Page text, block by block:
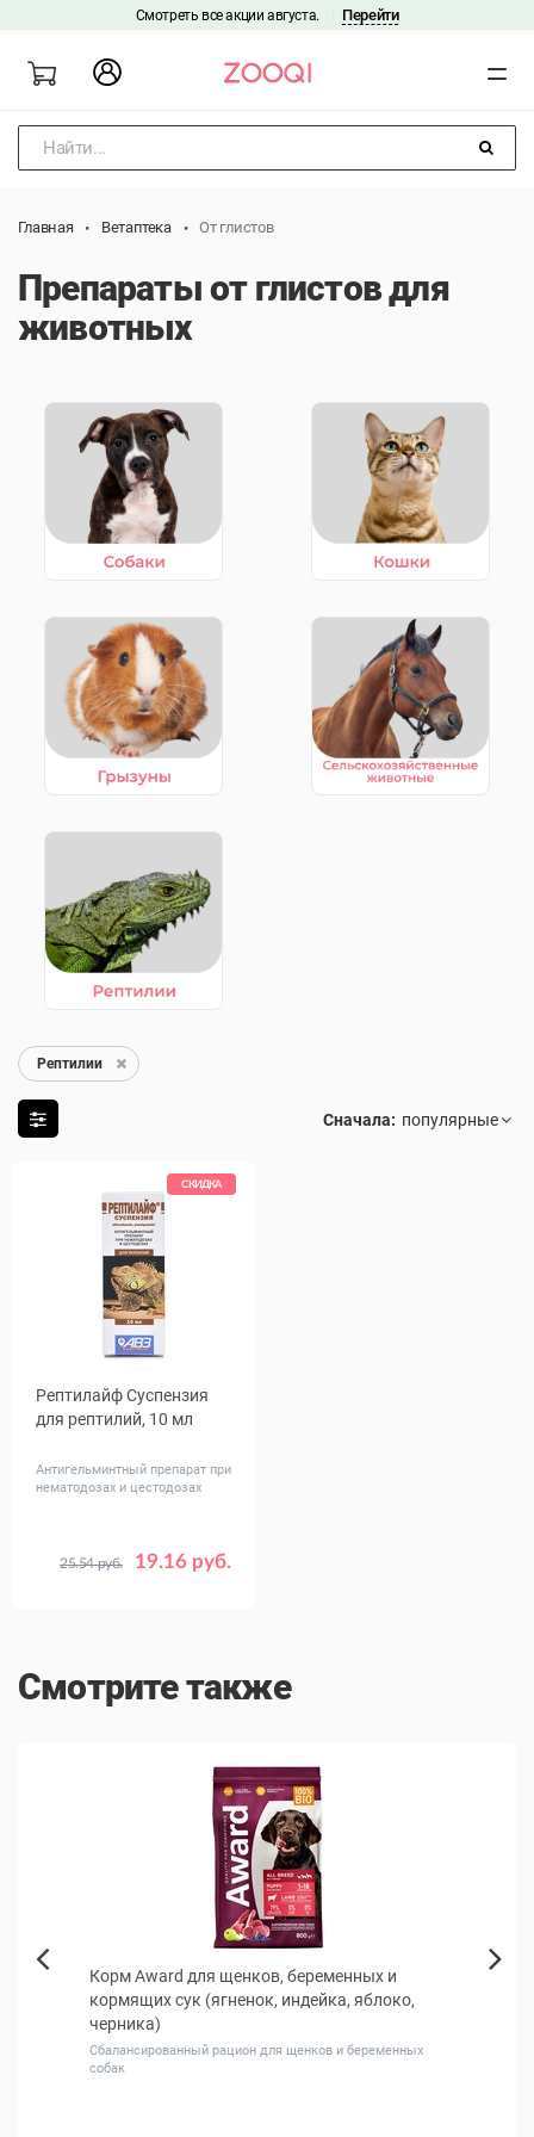
Смотреть все акции августа. Перейти
Найти...
Главная Ветаптека От глистов
Препараты от глистов для
животных
Рептилии
Сначала:
СКИДКА
Рептилайф Суспензия
для рептилий, 10 мл
Антигельминтный препарат при
нематодозах и цестодозах
19.16 руб.
25.54 руб.
Смотрите также
Корм Award для щенков, беременных и
кормящих сук (ягненок, индейка, яблоко,
черника)
Сбалансированный рацион для щенков и беременных
собак